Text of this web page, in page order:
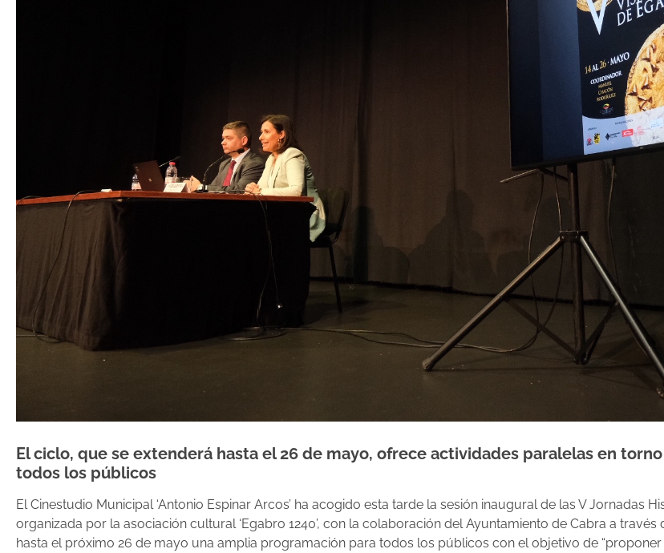
El ciclo, que se extenderá hasta el 26 de mayo, ofrece actividades paralelas en
todos los públicos
El Cinestudio Municipal ‘Antonio Espinar Arcos’ ha acogido esta tarde la sesión inaugural de las V Jornadas
organizada por la asociación cultural ‘Egabro 1240’, con la colaboración del Ayuntamiento de Cabra a
hasta el próximo 26 de mayo una amplia programación para todos los públicos con el objetivo de